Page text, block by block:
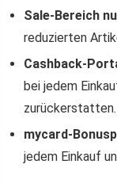
Sale-Bereich
reduzierten
Cashback-
bei jedem
zurückerstatten.
mycard-
jedem Einkauf